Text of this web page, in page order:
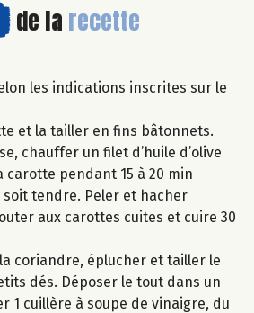
de la recette
les indications inscrites sur le
et la tailler en fins bâtonnets.
chauffer un filet d’huile d’olive
pendant 15 à 20 min
soit tendre. Peler et hacher
aux carottes cuites et cuire 30
coriandre, éplucher et tailler le
dés. Déposer le tout dans un
1 cuillère à soupe de vinaigre, du